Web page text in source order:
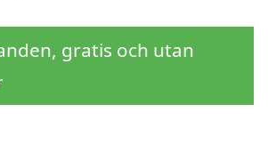
gratis och utan